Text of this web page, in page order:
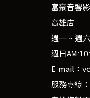
富豪音響
高雄店
週一 ~ 週
週日
E-mail：
服務專線